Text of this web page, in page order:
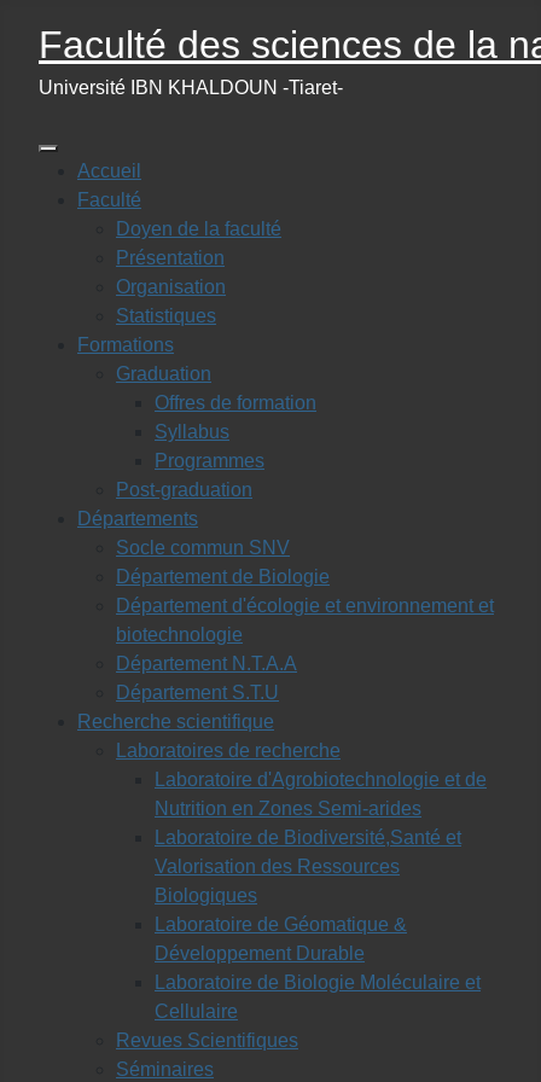
Faculté des sciences de la
Université IBN KHALDOUN -Tiaret-
Accueil
Faculté
Doyen de la faculté
Présentation
Organisation
Statistiques
Formations
Graduation
Offres de formation
Syllabus
Programmes
Post-graduation
Départements
Socle commun SNV
Département de Biologie
Département d'écologie et environnement et
biotechnologie
Département N.T.A.A
Département S.T.U
Recherche scientifique
Laboratoires de recherche
Laboratoire d'Agrobiotechnologie et de
Nutrition en Zones Semi-arides
Laboratoire de Biodiversité,Santé et
Valorisation des Ressources
Biologiques
Laboratoire de Géomatique &
Développement Durable
Laboratoire de Biologie Moléculaire et
Cellulaire
Revues Scientifiques
Séminaires